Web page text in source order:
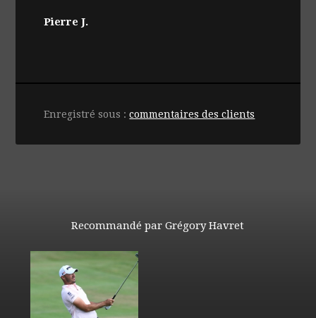
Pierre J.
Enregistré sous :commentaires des clients
Recommandé par Grégory Havret